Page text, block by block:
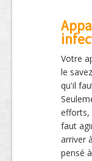
Votre
le
qu'il
efforts,
faut
arriver
pensé